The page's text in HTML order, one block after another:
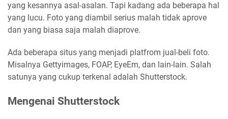
yang kesannya asal-asalan. Tapi kadang ada beberapa hal
yang lucu. Foto yang diambil serius malah tidak aprove
dan yang biasa saja malah diaprove.
Ada beberapa situs yang menjadi platfrom jual-beli foto.
Misalnya Gettyimages, FOAP, EyeEm, dan lain-lain. Salah
satunya yang cukup terkenal adalah Shutterstock.
Mengenai Shutterstock